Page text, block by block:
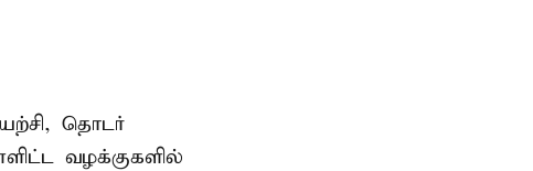
தொடர்
வழக்குகளில்